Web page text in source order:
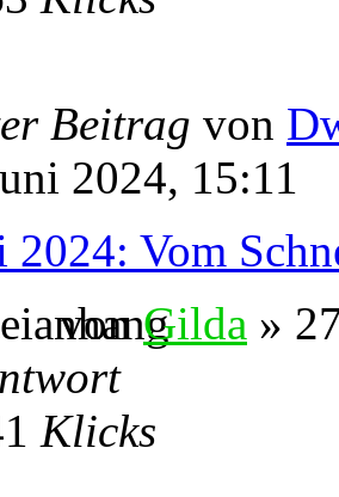
Beitrag von
2024, 15:11
2024: Vom
vonGilda »
Klicks